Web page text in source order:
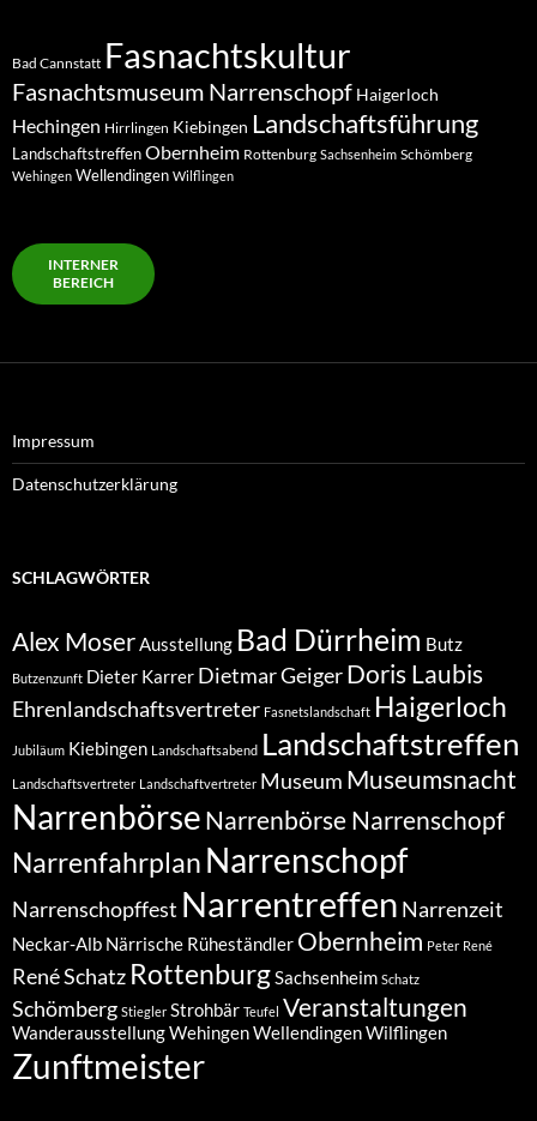
Bad Cannstatt Fasnachtskultur
Fasnachtsmuseum Narrenschopf Haigerloch
Hechingen Hirrlingen Kiebingen Landschaftsführung
LandschaftstreffenObernheim Rottenburg Sachsenheim Schömberg
Wehingen Wellendingen Wilflingen
INTERNER
BEREICH
Impressum
Datenschutzerklärung
SCHLAGWÖRTER
Alex MoserAusstellung Bad Dürrheim Butz
Butzenzunft Dieter Karrer Dietmar GeigerDoris Laubis
Ehrenlandschaftsvertreter Fasnetslandschaft Haigerloch
Jubiläum Kiebingen Landschaftsabend Landschaftstreffen
Landschaftsvertreter Landschaftvertreter Museum Museumsnacht
Narrenbörse Narrenbörse Narrenschopf
Narrenfahrplan Narrenschopf
Narrenschopffest Narrentreffen Narrenzeit
Neckar-Alb Närrische Rüheständler Obernheim Peter René
René Schatz RottenburgSachsenheim Schatz
Schömberg Stiegler Strohbär Teufel Veranstaltungen
WanderausstellungWehingenWellendingenWilflingen
Zunftmeister